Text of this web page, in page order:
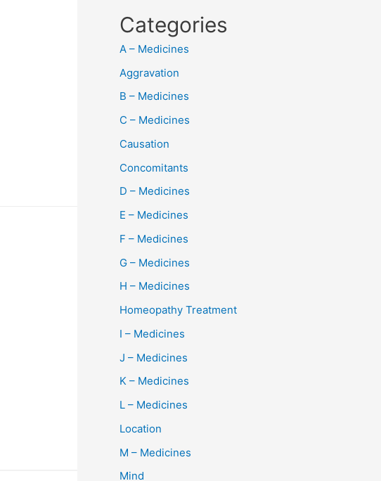
Categories
A – Medicines
Aggravation
B – Medicines
C – Medicines
Causation
Concomitants
D – Medicines
E – Medicines
F – Medicines
G – Medicines
H – Medicines
Homeopathy Treatment
I – Medicines
J – Medicines
K – Medicines
L – Medicines
Location
M – Medicines
Mind